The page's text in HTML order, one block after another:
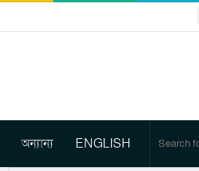
অন্যান্য ENGLISH